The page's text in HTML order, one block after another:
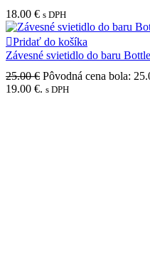
18.00 € s DPH
Pridať do košíka
Závesné svietidlo do baru
25.00€ Pôvodná cena bola:
19.00 €. s DPH